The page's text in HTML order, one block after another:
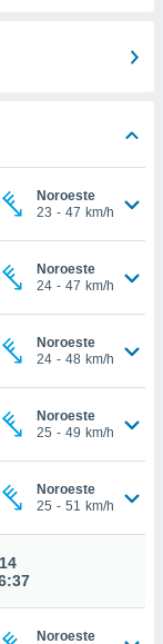
Noroeste
23 - 47 km/h
Noroeste
24 - 47 km/h
Noroeste
24 - 48 km/h
Noroeste
25 - 49 km/h
Noroeste
25 - 51 km/h
Noroeste